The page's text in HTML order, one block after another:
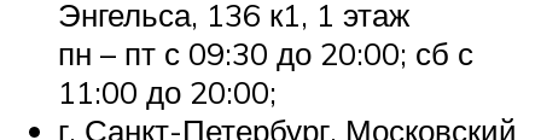
Энгельса, 136 к1, 1 этаж
пн – пт с 09:30 до 20:00; сб с
11:00 до 20:00;
г. Санкт-Петербург, Московский